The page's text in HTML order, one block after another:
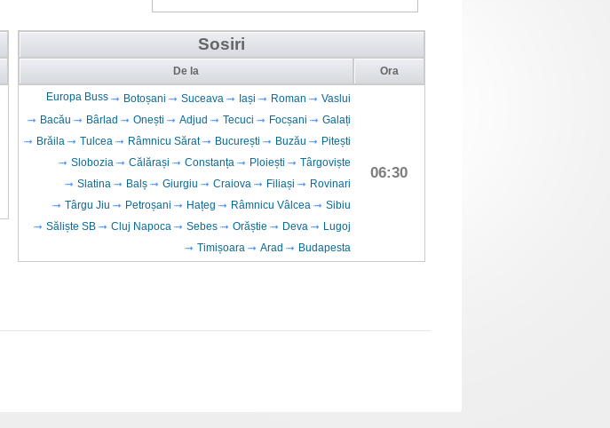
Sosiri
De la Ora
Europa Buss Botoșani Suceava Iași Roman
Vaslui
Bacău
Bârlad Onești Adjud Tecuci Focșani
Galați
Brăila
Tulcea Râmnicu Sărat București Buzău
Pitești
Slobozia
Călărași Constanța Ploiești
Târgoviște
Slatina
Balș Giurgiu Craiova Filiași
Rovinari
Târgu Jiu
Petroșani Hațeg Râmnicu Vâlcea
Sibiu
Săliște SB
Cluj Napoca Sebes Orăștie Deva
Lugoj
Timișoara
Arad Budapesta
06:30